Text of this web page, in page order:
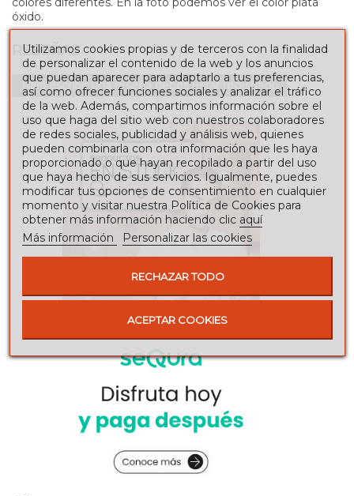
óxido.
RESEÑAS
Para escribir una reseña debes estar registrado
Utilizamos cookies propias y de terceros con la finalidad
de personalizar el contenido de la web y los anuncios
que puedan aparecer para adaptarlo a tus preferencias,
así como ofrecer funciones sociales y analizar el tráfico
de la web. Además, compartimos información sobre el
uso que haga del sitio web con nuestros colaboradores
de redes sociales, publicidad y análisis web, quienes
pueden combinarla con otra información que les haya
proporcionado o que hayan recopilado a partir del uso
que haya hecho de sus servicios. Igualmente, puedes
modificar tus opciones de consentimiento en cualquier
momento y visitar nuestra Política de Cookies para
obtener más información haciendo clic aquí
Más información
Personalizar las cookies
RECHAZAR TODO
ACEPTAR COOKIES